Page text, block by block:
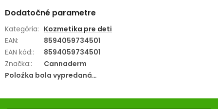
Dodatočné parametre
Kategória: Kozmetika pre deti
EAN:
8594059734501
EAN kód::
8594059734501
Značka::
Cannaderm
Položka bola vypredaná…
Z